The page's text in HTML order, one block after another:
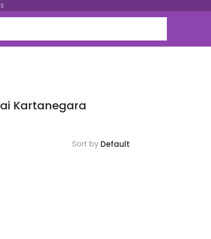
Kartanegara
Sort by